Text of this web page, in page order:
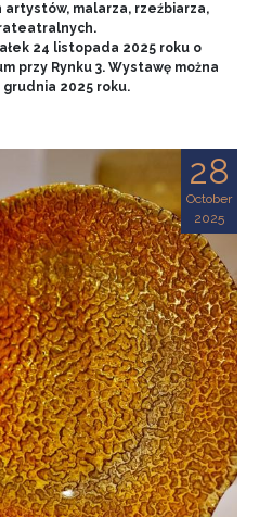
malarza, rzeźbiarza,
24 listopada 2025 roku o
przy Rynku 3. Wystawę można
2025 roku.
28
October
2025